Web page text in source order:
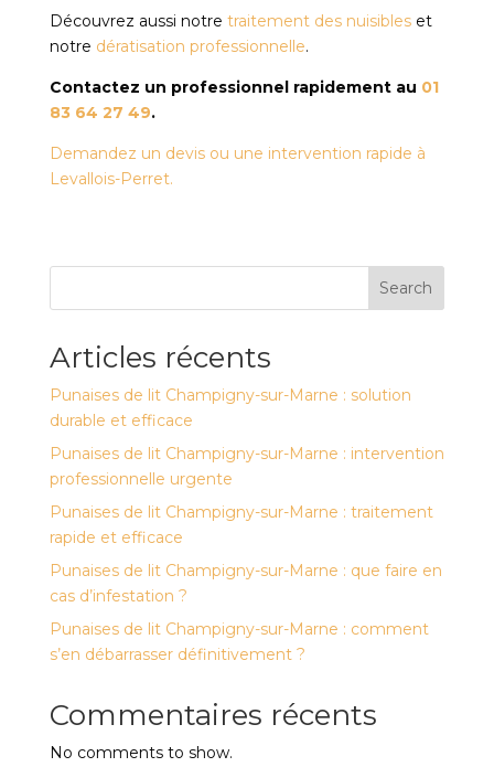
Découvrez aussi notre traitement des nuisibleset
notre dératisation professionnelle.
Contactez un professionnel rapidement au 01
83 64 27 49.
Demandez un devis ou une intervention rapide à
Levallois-Perret.
Search
Articles récents
Punaises de lit Champigny-sur-Marne : solution
durable et efficace
Punaises de lit Champigny-sur-Marne : intervention
professionnelle urgente
Punaises de lit Champigny-sur-Marne : traitement
rapide et efficace
Punaises de lit Champigny-sur-Marne : que faire en
cas d’infestation ?
Punaises de lit Champigny-sur-Marne : comment
s’en débarrasser définitivement ?
Commentaires récents
No comments to show.